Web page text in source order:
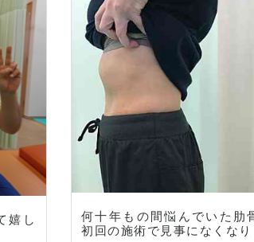
嬉し
何十年もの間悩んでいた肋
初回の施術で見事になくなり